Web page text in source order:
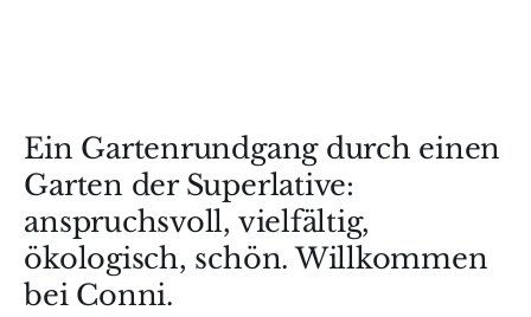
Ein Gartenrundgang durch einen
Garten der Superlative:
anspruchsvoll, vielfältig,
ökologisch, schön. Willkommen
bei Conni.